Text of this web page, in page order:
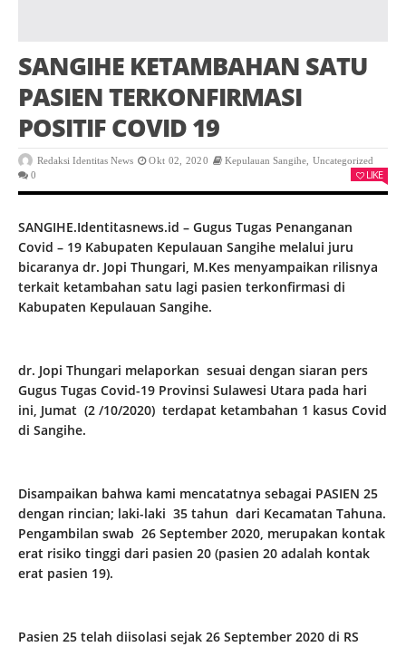
SANGIHE KETAMBAHAN SATU
PASIEN TERKONFIRMASI
POSITIF COVID 19
Redaksi Identitas News Okt 02, 2020 Kepulauan Sangihe Uncategorized
0
LIKE
SANGIHE.Identitasnews.id – Gugus Tugas Penanganan
Covid – 19 Kabupaten Kepulauan Sangihe melalui juru
bicaranya dr. Jopi Thungari, M.Kes menyampaikan rilisnya
terkait ketambahan satu lagi pasien terkonfirmasi di
Kabupaten Kepulauan Sangihe.
dr. Jopi Thungari melaporkan sesuai dengan siaran pers
Gugus Tugas Covid-19 Provinsi Sulawesi Utara pada hari
ini, Jumat (2 /10/2020) terdapat ketambahan 1 kasus Covid
di Sangihe.
Disampaikan bahwa kami mencatatnya sebagai PASIEN 25
dengan rincian; laki-laki 35 tahun dari Kecamatan Tahuna.
Pengambilan swab 26 September 2020, merupakan kontak
erat risiko tinggi dari pasien 20 (pasien 20 adalah kontak
erat pasien 19).
Pasien 25 telah diisolasi sejak 26 September 2020 di RS